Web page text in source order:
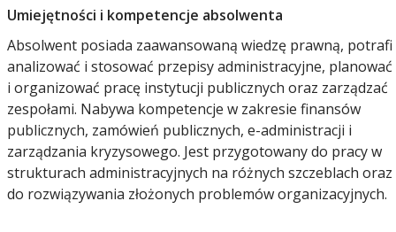
Umiejętności i kompetencje absolwenta
Absolwent posiada zaawansowaną wiedzę prawną, potrafi
analizować i stosować przepisy administracyjne, planować
i organizować pracę instytucji publicznych oraz zarządzać
zespołami. Nabywa kompetencje w zakresie finansów
publicznych, zamówień publicznych, e-administracji i
zarządzania kryzysowego. Jest przygotowany do pracy w
strukturach administracyjnych na różnych szczeblach oraz
do rozwiązywania złożonych problemów organizacyjnych.